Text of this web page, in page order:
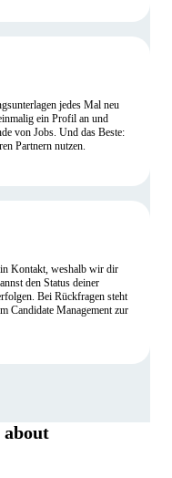
jedes Mal neu
ein Profil an und
von Jobs. Und das Beste:
Partnern nutzen.
Kontakt, weshalb wir dir
den Status deiner
Bei Rückfragen steht
Candidate Management zur
about